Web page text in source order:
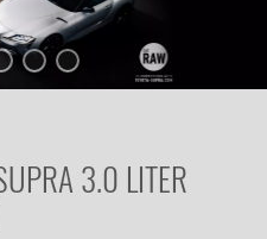
3.0 LITER